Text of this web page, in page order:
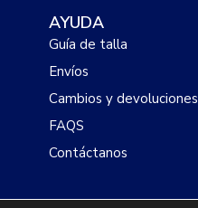
AYUDA
Guía de talla
Envíos
Cambios y devoluciones
FAQS
Contáctanos